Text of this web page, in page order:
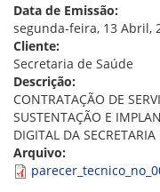
CONSELHOS
LOCALIZAÇÃO
GESTORES
GOVERNANÇA
NOTÍCIAS
COMPRAS
COMISSÕES
Data de Emissão:
segunda-feira, 13 Abril,
Cliente:
Secretaria de Saúde
Descrição:
CONTRATAÇÃO DE
SUSTENTAÇÃO E
DIGITAL DA
Arquivo: